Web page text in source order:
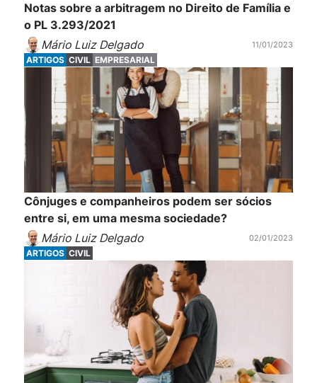
Notas sobre a arbitragem no Direito de Família e
o PL 3.293/2021
Mário Luiz Delgado
11/01/2023
ARTIGOS CIVIL EMPRESARIAL
Cônjuges e companheiros podem ser sócios
entre si, em uma mesma sociedade?
Mário Luiz Delgado
02/01/2023
ARTIGOS CIVIL